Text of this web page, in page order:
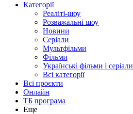
Категорії
Реаліті-шоу
Розважальні шоу
Новини
Серіали
Мультфільми
Фільми
Українські фільми і серіали
Всі категорії
Всі проєкти
Онлайн
ТБ програма
Еще